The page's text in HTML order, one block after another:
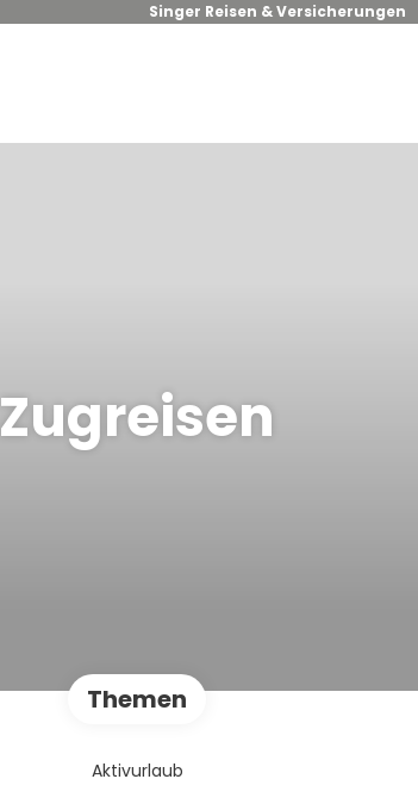
Singer Reisen & Versicherungen
Zugreisen
Themen
Aktivurlaub